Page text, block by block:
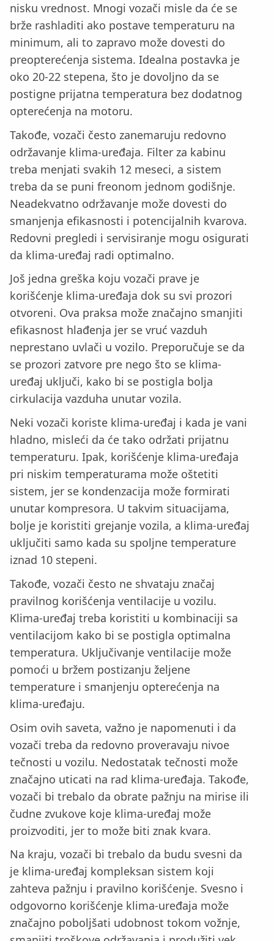
nisku vrednost. Mnogi vozači misle da će se
brže rashladiti ako postave temperaturu na
minimum, ali to zapravo može dovesti do
preopterećenja sistema. Idealna postavka je
oko 20-22 stepena, što je dovoljno da se
postigne prijatna temperatura bez dodatnog
opterećenja na motoru.
Takođe, vozači često zanemaruju redovno
održavanje klima-uređaja. Filter za kabinu
treba menjati svakih 12 meseci, a sistem
treba da se puni freonom jednom godišnje.
Neadekvatno održavanje može dovesti do
smanjenja efikasnosti i potencijalnih kvarova.
Redovni pregledi i servisiranje mogu osigurati
da klima-uređaj radi optimalno.
Još jedna greška koju vozači prave je
korišćenje klima-uređaja dok su svi prozori
otvoreni. Ova praksa može značajno smanjiti
efikasnost hlađenja jer se vruć vazduh
neprestano uvlači u vozilo. Preporučuje se da
se prozori zatvore pre nego što se klima-
uređaj uključi, kako bi se postigla bolja
cirkulacija vazduha unutar vozila.
Neki vozači koriste klima-uređaj i kada je vani
hladno, misleći da će tako održati prijatnu
temperaturu. Ipak, korišćenje klima-uređaja
pri niskim temperaturama može oštetiti
sistem, jer se kondenzacija može formirati
unutar kompresora. U takvim situacijama,
bolje je koristiti grejanje vozila, a klima-uređaj
uključiti samo kada su spoljne temperature
iznad 10 stepeni.
Takođe, vozači često ne shvataju značaj
pravilnog korišćenja ventilacije u vozilu.
Klima-uređaj treba koristiti u kombinaciji sa
ventilacijom kako bi se postigla optimalna
temperatura. Uključivanje ventilacije može
pomoći u bržem postizanju željene
temperature i smanjenju opterećenja na
klima-uređaju.
Osim ovih saveta, važno je napomenuti i da
vozači treba da redovno proveravaju nivoe
tečnosti u vozilu. Nedostatak tečnosti može
značajno uticati na rad klima-uređaja. Takođe,
vozači bi trebalo da obrate pažnju na mirise ili
čudne zvukove koje klima-uređaj može
proizvoditi, jer to može biti znak kvara.
Na kraju, vozači bi trebalo da budu svesni da
je klima-uređaj kompleksan sistem koji
zahteva pažnju i pravilno korišćenje. Svesno i
odgovorno korišćenje klima-uređaja može
značajno poboljšati udobnost tokom vožnje,